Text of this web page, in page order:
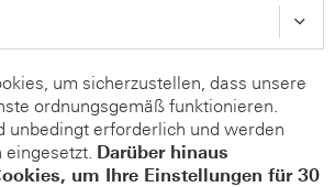
um sicherzustellen, dass unsere
ordnungsgemäß funktionieren.
unbedingt erforderlich und werden
Darüber hinaus
um Ihre Einstellungen für 30